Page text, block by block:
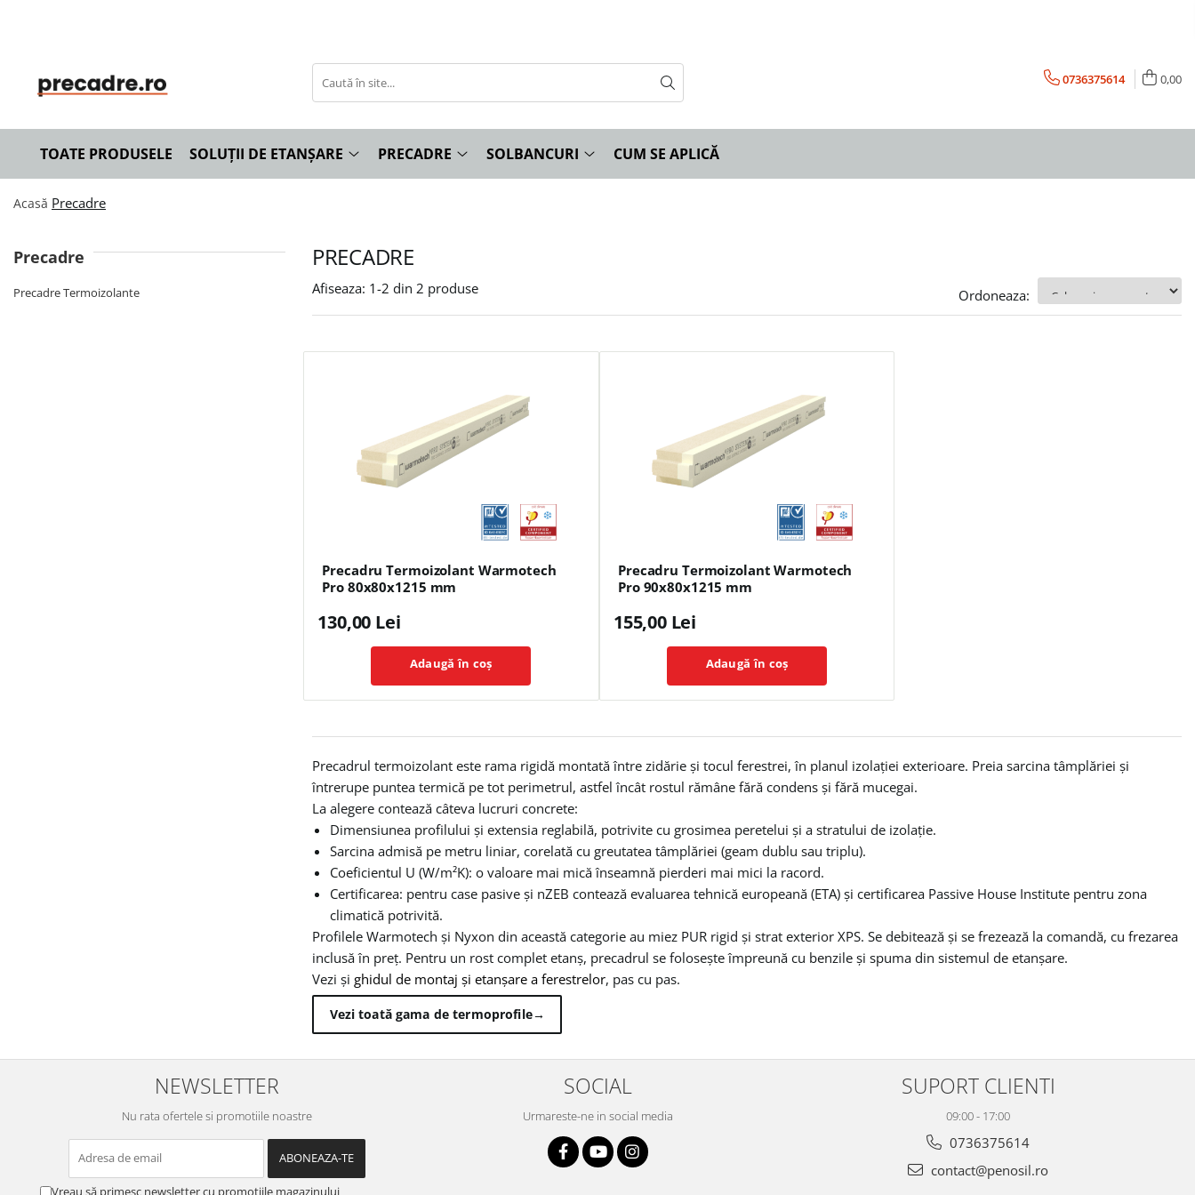
Benzi de Etanșare
Spume Poliuretanice
Siliconi și Etanșanți
Curățare și Întreținere
Precadre Termoizolante
Solbancuri Termoizolante
0736375614 0,00
TOATE PRODUSELE SOLUȚII DE ETANȘARE PRECADRE SOLBANCURI CUM SE APLICĂ
Acasă Precadre
PRECADRE
Precadre
Precadre Termoizolante Afiseaza: 1-2 din 2 produse Ordoneaza:
Precadru Termoizolant Warmotech
Pro 80x80x1215 mm
130,00 Lei
Adaugă în coș
Precadru Termoizolant Warmotech
Pro 90x80x1215 mm
155,00 Lei
Adaugă în coș
Precadrul termoizolant este rama rigidă montată între zidărie și tocul ferestrei, în planul izolației exterioare. Preia sarcina tâmplăriei și
întrerupe puntea termică pe tot perimetrul, astfel încât rostul rămâne fără condens și fără mucegai.
La alegere contează câteva lucruri concrete:
Dimensiunea profilului și extensia reglabilă, potrivite cu grosimea peretelui și a stratului de izolație.
Sarcina admisă pe metru liniar, corelată cu greutatea tâmplăriei (geam dublu sau triplu).
Coeficientul U (W/m²K): o valoare mai mică înseamnă pierderi mai mici la racord.
Certificarea: pentru case pasive și nZEB contează evaluarea tehnică europeană (ETA) și certificarea Passive House Institute pentru zona
climatică potrivită.
Profilele Warmotech și Nyxon din această categorie au miez PUR rigid și strat exterior XPS. Se debitează și se frezează la comandă, cu frezarea
inclusă în preț. Pentru un rost complet etanș, precadrul se folosește împreună cu benzile și spuma din sistemul de etanșare.
Vezi și ghidul de montaj și etanșare a ferestrelor, pas cu pas.
Vezi toată gama de termoprofile→
NEWSLETTER
Nu rata ofertele si promotiile noastre
Vreau să primesc newsletter cu promoțiile magazinului
SOCIAL
Urmareste-ne in social media
SUPORT CLIENTI
09:00 - 17:00
0736375614
contact@penosil.ro